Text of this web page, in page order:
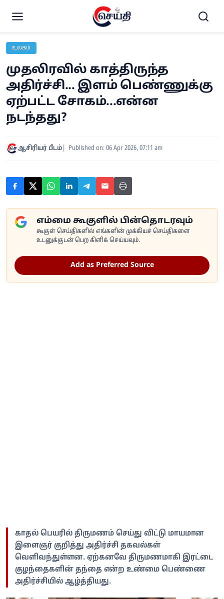
உலகம்
முதலிரவில் காத்திருந்த
அதிர்ச்சி... இளம் பெண்ணுக்கு
ஏற்பட்ட சோகம்...என்ன
நடந்தது?
ஆசிரியர் பீடம் Published on: 06 Apr 2026, 07:11 am
எம்மை கூகுளில் பின்தொடரவும்
கூகுள் செய்திகளில் எங்களின் முக்கியச் செய்திகளை
உடனுக்குடன் பெற கிளிக் செய்யவும்.
Add as Preferred Source
காதல் பெயரில் திருமணம் செய்து விட்டு மாயமான
இளைஞர் குறித்து அதிர்ச்சி தகவல்கள்
வெளிவந்துள்ளன. ஏற்கனவே திருமணமாகி இரட்டை
குழந்தைகளின் தந்தை என்ற உண்மை பெண்ணை
அதிர்ச்சியில் ஆழ்த்தியது.